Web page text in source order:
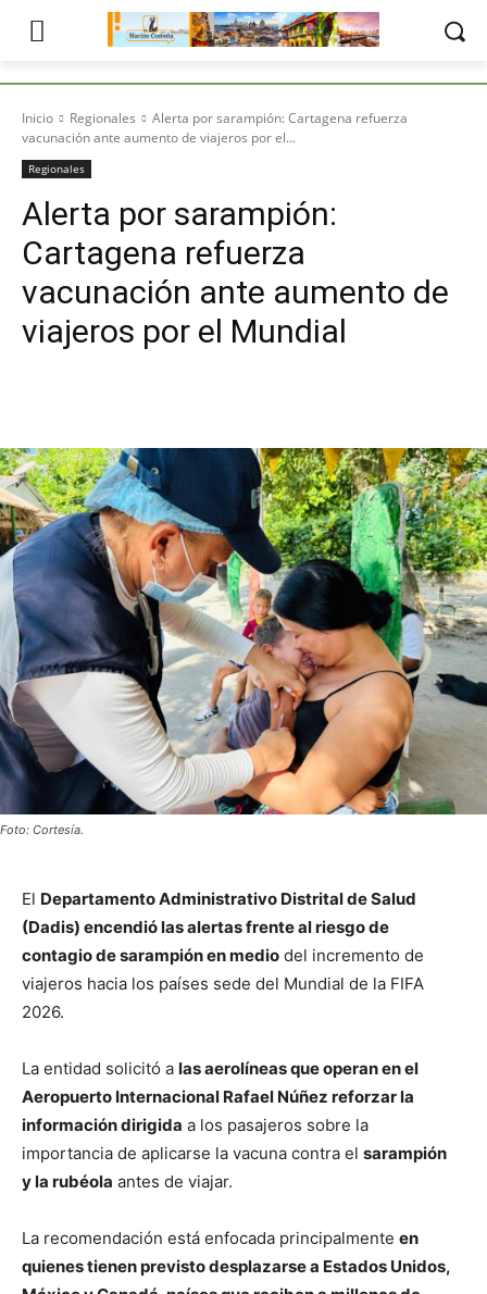
Inicio Regionales
Alerta por sarampión: Cartagena refuerza
vacunación ante aumento de viajeros por el...
Regionales
Alerta por sarampión:
Cartagena refuerza
vacunación ante aumento de
viajeros por el Mundial
Foto: Cortesía.
El Departamento Administrativo Distrital de Salud
(Dadis) encendió las alertas frente al riesgo de
contagio de sarampión en medio del incremento de
viajeros hacia los países sede del Mundial de la FIFA
2026.
La entidad solicitó a las aerolíneas que operan en el
Aeropuerto Internacional Rafael Núñez reforzar la
información dirigida a los pasajeros sobre la
importancia de aplicarse la vacuna contra el sarampión
y la rubéola antes de viajar.
La recomendación está enfocada principalmente en
quienes tienen previsto desplazarse a Estados Unidos,